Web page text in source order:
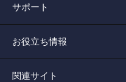
サポート
お役立ち情報
関連サイト